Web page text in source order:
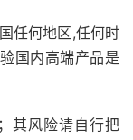
任何地区,任何时
国内高端产品是
其风险请自行把